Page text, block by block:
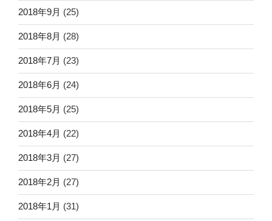
2018年9月 (25)
2018年8月 (28)
2018年7月 (23)
2018年6月 (24)
2018年5月 (25)
2018年4月 (22)
2018年3月 (27)
2018年2月 (27)
2018年1月 (31)